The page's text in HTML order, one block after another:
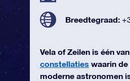
Breedtegraad:
Vela of Zeilen is één
constellaties waarin
moderne astronomen